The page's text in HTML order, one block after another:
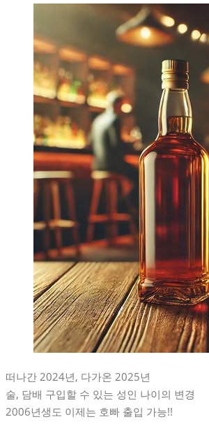
떠나간 2024년, 다가온 2025년
술, 담배 구입할 수 있는 성인 나이의 변경
2006년생도 이제는 호빠 출입 가능!!